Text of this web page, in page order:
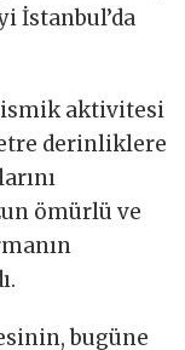
İstanbul’da
aktivitesi
derinliklere
ömürlü ve
bugüne